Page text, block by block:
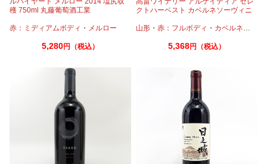
穫 750ml 丸藤葡萄酒工業
赤：ミディアムボディ ・ メルロー
5,280円（税込）
クトハーベスト カベルネソーヴィニ
山形 ・赤：フルボディ ・ カベルネ・
5,368円（税込）